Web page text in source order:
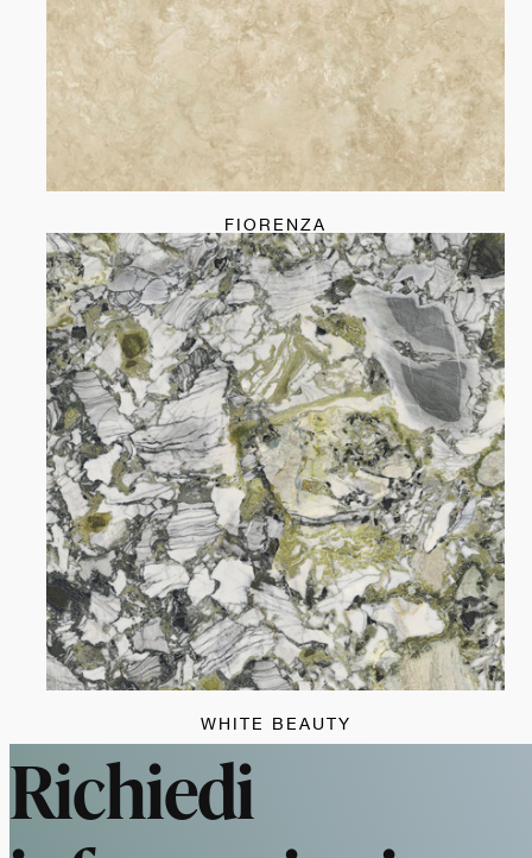
FIORENZA
WHITE BEAUTY
Richiedi